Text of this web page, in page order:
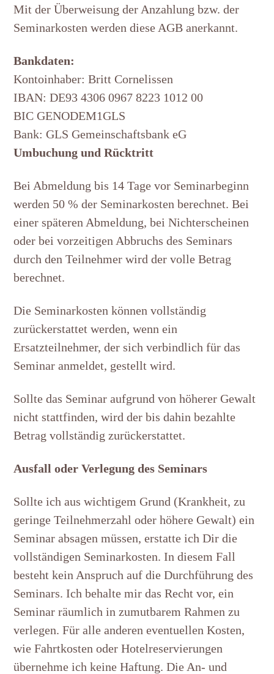
Mit der Überweisung der Anzahlung bzw. der
Seminarkosten werden diese AGB anerkannt.
Bankdaten:
Kontoinhaber: Britt Cornelissen
IBAN: DE93 4306 0967 8223 1012 00
BIC GENODEM1GLS
Bank: GLS Gemeinschaftsbank eG
Umbuchung und Rücktritt
Bei Abmeldung bis 14 Tage vor Seminarbeginn
werden 50 % der Seminarkosten berechnet. Bei
einer späteren Abmeldung, bei Nichterscheinen
oder bei vorzeitigen Abbruchs des Seminars
durch den Teilnehmer wird der volle Betrag
berechnet.
Die Seminarkosten können vollständig
zurückerstattet werden, wenn ein
Ersatzteilnehmer, der sich verbindlich für das
Seminar anmeldet, gestellt wird.
Sollte das Seminar aufgrund von höherer Gewalt
nicht stattfinden, wird der bis dahin bezahlte
Betrag vollständig zurückerstattet.
Ausfall oder Verlegung des Seminars
Sollte ich aus wichtigem Grund (Krankheit, zu
geringe Teilnehmerzahl oder höhere Gewalt) ein
Seminar absagen müssen, erstatte ich Dir die
vollständigen Seminarkosten. In diesem Fall
besteht kein Anspruch auf die Durchführung des
Seminars. Ich behalte mir das Recht vor, ein
Seminar räumlich in zumutbarem Rahmen zu
verlegen. Für alle anderen eventuellen Kosten,
wie Fahrtkosten oder Hotelreservierungen
übernehme ich keine Haftung. Die An- und